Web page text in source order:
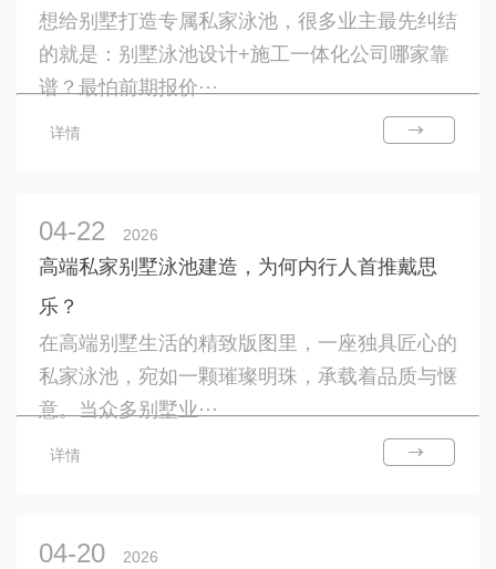
想给别墅打造专属私家泳池，很多业主最先纠结
的就是：别墅泳池设计+施工一体化公司哪家靠
谱？最怕前期报价···
详情
04-22 2026
高端私家别墅泳池建造，为何内行人首推戴思
乐？
在高端别墅生活的精致版图里，一座独具匠心的
私家泳池，宛如一颗璀璨明珠，承载着品质与惬
意。当众多别墅业···
详情
04-20 2026